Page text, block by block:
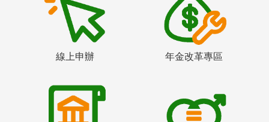
線上申辦 年金改革專區